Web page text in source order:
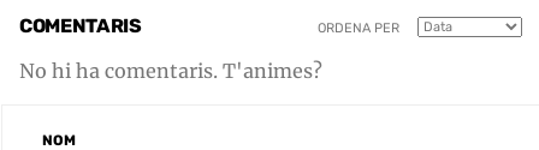
COMENTARIS ORDENA PER
No hi ha comentaris. T'animes?
NOM